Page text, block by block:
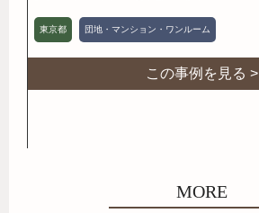
東京都 団地・マンション・ワンルーム
この事例を見る >
MORE